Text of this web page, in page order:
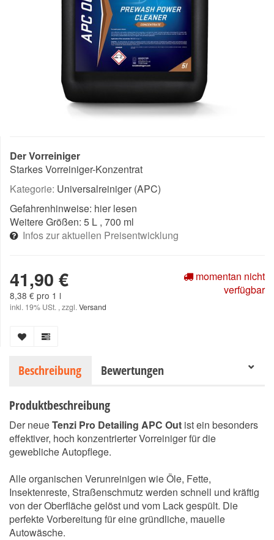
Der Vorreiniger
Starkes Vorreiniger-Konzentrat
Kategorie: Universalreiniger (APC)
Gefahrenhinweise: hier lesen
Weitere Größen: 5 L , 700 ml
Infos zur aktuellen Preisentwicklung
41,90 €
8,38 € pro 1 l
inkl. 19% USt. , zzgl. Versand
momentan nicht
verfügbar
Beschreibung Bewertungen
Produktbeschreibung
Der neueTenzi Pro Detailing APC Out ist ein besonders
effektiver, hoch konzentrierter Vorreiniger für die
gewebliche Autopflege.
Alle organischen Verunreinigen wie Öle, Fette,
Insektenreste, Straßenschmutz werden schnell und kräftig
von der Oberfläche gelöst und vom Lack gespült. Die
perfekte Vorbereitung für eine gründliche, mauelle
Autowäsche.